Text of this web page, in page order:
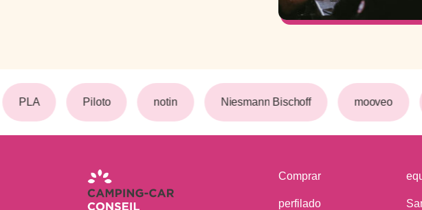
PLA Piloto notin Niesmann Bischoff mooveo
Comprar
perfilado